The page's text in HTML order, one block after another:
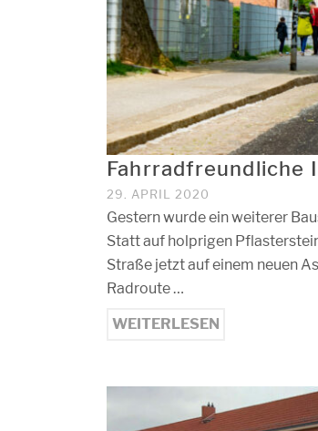
Fahrradfreundliche
29. APRIL 2020
Gestern wurde ein weiterer
Statt auf holprigen
Straße jetzt auf einem neuen
Radroute …
WEITERLESEN